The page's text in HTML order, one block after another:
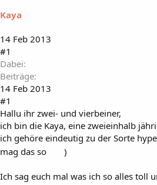
r
e
Kaya
14 Feb 2013
#1
Dabei
Beiträge
14 Feb 2013
#1
Hallu ihr zwei- und vierbeiner,
ich bin die Kaya, eine zweieinhalb
ich gehöre eindeutig zu der Sorte
mag das so
)
Ich sag euch mal was ich so alles toll